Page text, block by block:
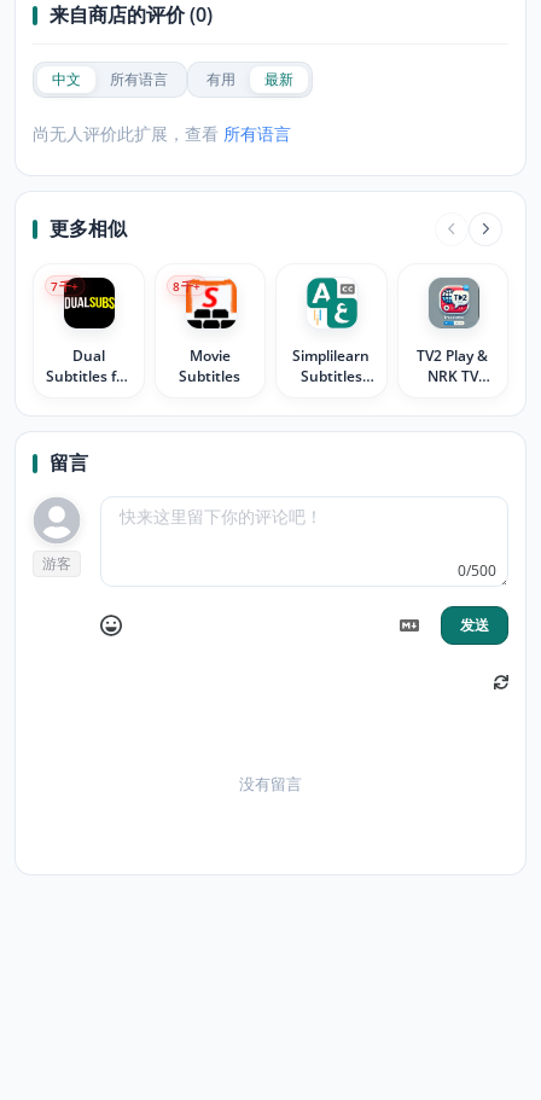
来自商店的评价 (0)
中文 所有语言 有用 最新
尚无人评价此扩展，查看 所有语言
更多相似
Dual
Subtitles for
7千+
Movie
Subtitles
8千+
Simplilearn
Subtitles
TV2 Play &
NRK TV
Translator
留言
游客 0/500
发送
没有留言